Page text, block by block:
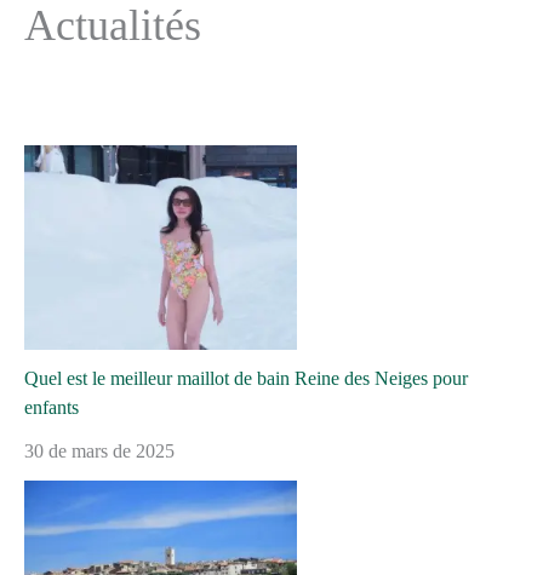
Actualités
Quel est le meilleur maillot de bain Reine des Neiges pour
enfants
30 de mars de 2025